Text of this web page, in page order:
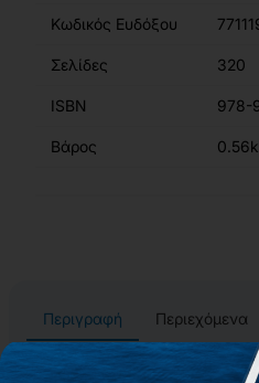
Κωδικός Ευδόξου
Σελίδες 320
ISBN 978-
Βάρος
Περιγραφή Περιεχόμενα
Αίτημα για δωρεάν αντίτυπο